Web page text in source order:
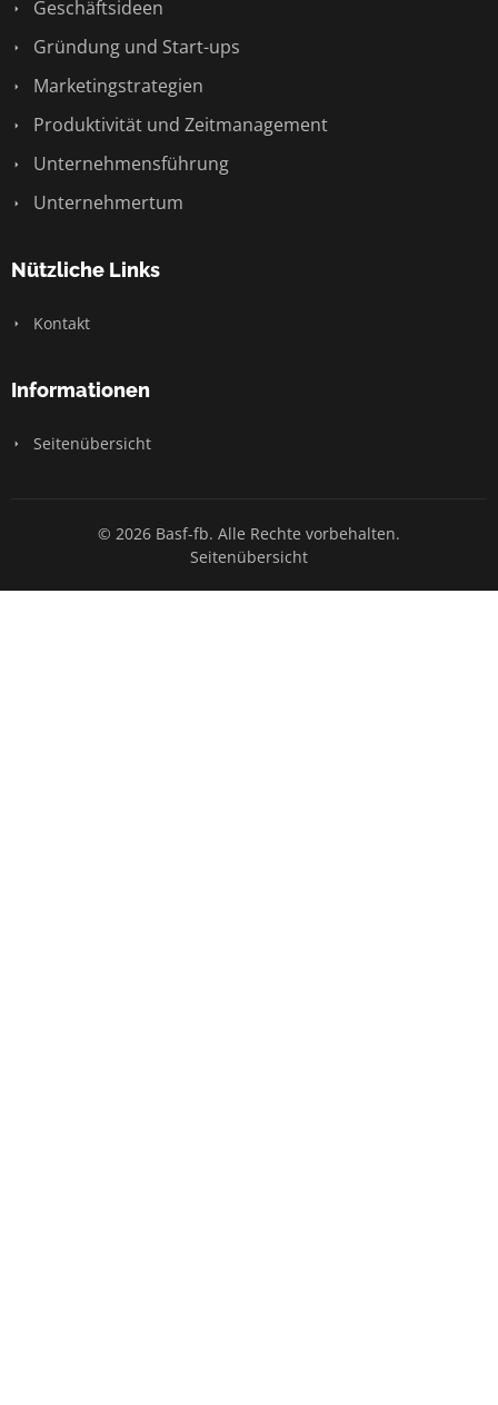
Geschäftsideen
Gründung und Start-ups
Marketingstrategien
Produktivität und Zeitmanagement
Unternehmensführung
Unternehmertum
Nützliche Links
Kontakt
Informationen
Seitenübersicht
© 2026 Basf-fb. Alle Rechte vorbehalten.
Seitenübersicht